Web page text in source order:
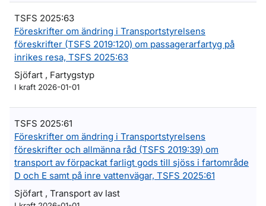
TSFS 2025:63
Föreskrifter om ändring i Transportstyrelsens
föreskrifter (TSFS 2019:120) om passagerarfartyg på
inrikes resa, TSFS 2025:63
Sjöfart , Fartygstyp
I kraft 2026-01-01
TSFS 2025:61
Föreskrifter om ändring i Transportstyrelsens
föreskrifter och allmänna råd (TSFS 2019:39) om
transport av förpackat farligt gods till sjöss i fartområde
D och E samt på inre vattenvägar, TSFS 2025:61
Sjöfart , Transport av last